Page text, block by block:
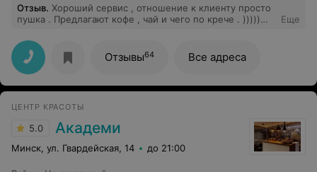
Отзыв. Хороший сервис , отношение к клиенту просто
пушка . Предлагают кофе , чай и чего по крече . )))))
Еще
Отзывы64 Все адреса
ЦЕНТР КРАСОТЫ
5.0 Академи
Минск, ул. Гвардейская, 14 до 21:00